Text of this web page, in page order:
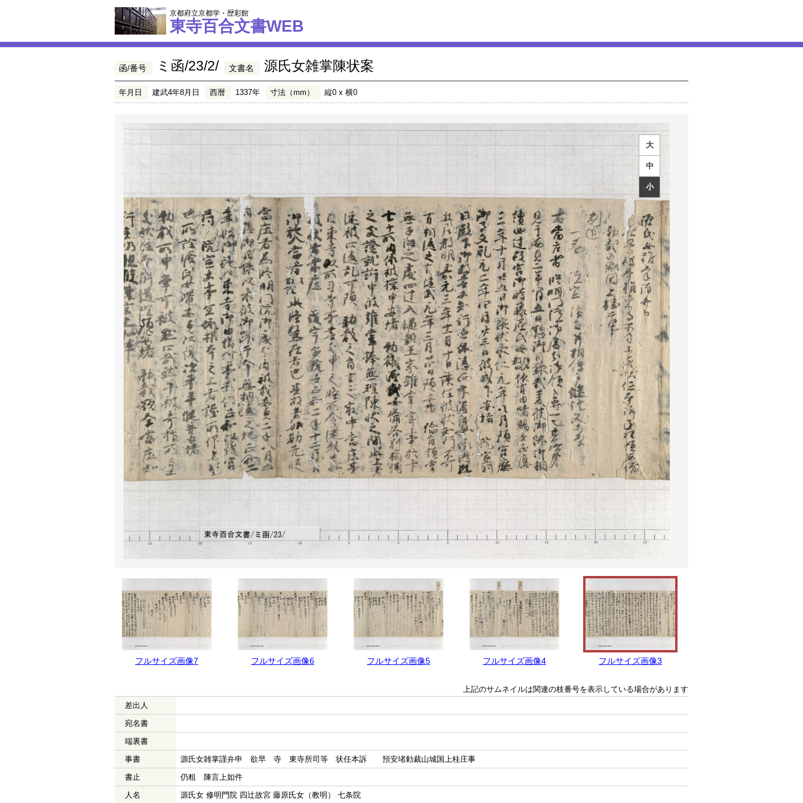
京都府立京都学・歴彩館
東寺百合文書WEB
函/番号 ミ函/23/2/ 文書名 源氏女雑掌陳状案
年月日 建武4年8月日 西暦 1337年 寸法（mm） 縦0 x 横0
大
中
小
フルサイズ画像7 フルサイズ画像6 フルサイズ画像5 フルサイズ画像4 フルサイズ画像3
上記のサムネイルは関連の枝番号を表示している場合があります
差出人
宛名書
端裏書
事書
源氏女雑掌謹弁申 欲早 寺 東寺所司等 状任本訴 預安堵勅裁山城国上桂庄事
書止
仍粗 陳言上如件
人名
源氏女 修明門院 四辻故宮 藤原氏女（教明） 七条院